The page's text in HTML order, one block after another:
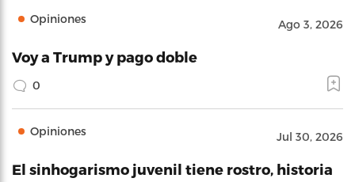
Opiniones Ago 3, 2026
Voy a Trump y pago doble
0
Opiniones Jul 30, 2026
El sinhogarismo juvenil tiene rostro, historia